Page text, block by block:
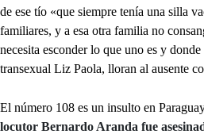
de ese tío «que siempre tenía una silla
familiares, y a esa otra familia no
necesita esconder lo que uno es y
transexual Liz Paola, lloran al ausente
El número 108 es un insulto en
locutor Bernardo Aranda fue